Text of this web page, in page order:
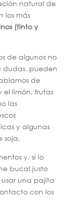
natural de
los más
(tinto y
de algunos no
dudas, pueden
de
limón, frutas
las
y algunas
soja.
y, si lo
bucal justo
una pajita
con los